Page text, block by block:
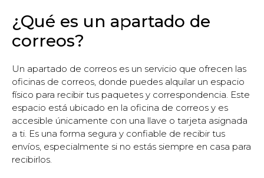
¿Qué es un apartado de
correos?
Un apartado de correos es un servicio que ofrecen las
oficinas de correos, donde puedes alquilar un espacio
físico para recibir tus paquetes y correspondencia. Este
espacio está ubicado en la oficina de correos y es
accesible únicamente con una llave o tarjeta asignada
a ti. Es una forma segura y confiable de recibir tus
envíos, especialmente si no estás siempre en casa para
recibirlos.